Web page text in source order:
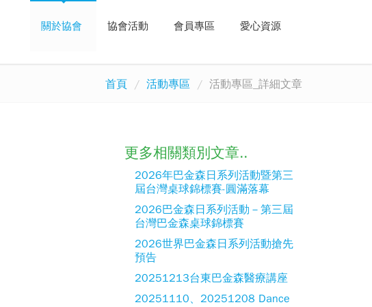
關於協會 協會活動 會員專區 愛心資源
首頁 活動專區 活動專區_詳細文章
更多相關類別文章..
2026年巴金森日系列活動暨第三
屆台灣桌球錦標賽-圓滿落幕
2026巴金森日系列活動－第三屆
台灣巴金森桌球錦標賽
2026世界巴金森日系列活動搶先
預告
20251213台東巴金森醫療講座
20251110、20251208 Dance